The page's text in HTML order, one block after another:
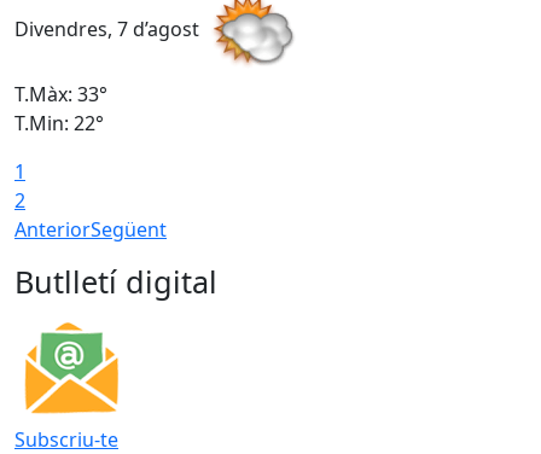
Divendres, 7 d’agost
T.Màx: 33°
T.Min: 22°
1
2
AnteriorSegüent
Butlletí digital
Subscriu-te